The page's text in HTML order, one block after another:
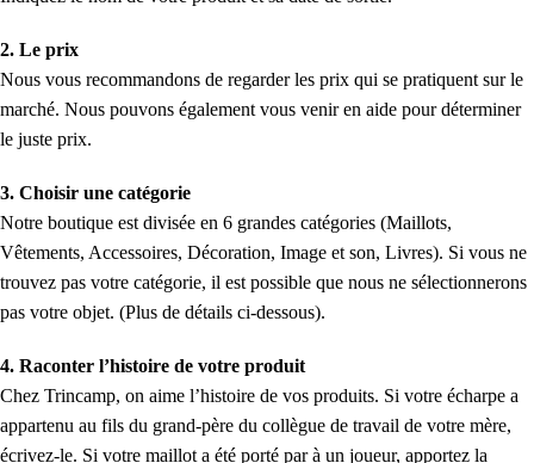
2. Le prix
Nous vous recommandons de regarder les prix qui se pratiquent sur le
marché. Nous pouvons également vous venir en aide pour déterminer
le juste prix.
3. Choisir une catégorie
Notre boutique est divisée en 6 grandes catégories (Maillots,
Vêtements, Accessoires, Décoration, Image et son, Livres). Si vous ne
trouvez pas votre catégorie, il est possible que nous ne sélectionnerons
pas votre objet. (Plus de détails ci-dessous).
4. Raconter l’histoire de votre produit
Chez Trincamp, on aime l’histoire de vos produits. Si votre écharpe a
appartenu au fils du grand-père du collègue de travail de votre mère,
écrivez-le. Si votre maillot a été porté par à un joueur, apportez la